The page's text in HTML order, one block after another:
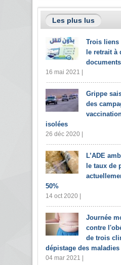
Les plus lus
Trois liens
le retrait à
16 mai 2021 |
Grippe
des
isolées
26 déc 2020 |
L’ADE
le taux de
50%
14 oct 2020 |
Journée
contre
de trois
dépistage des
04 mar 2021 |